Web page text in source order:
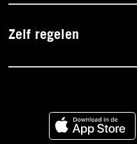
Zelf regelen